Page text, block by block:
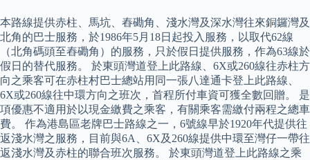
本路線提供赤柱、馬坑、舂磡角、淺水灣及深水灣往來銅鑼灣及
北角的巴士服務，於1986年5月18日起投入服務，以取代62線
（北角碼頭至舂磡角）的服務，只於假日提供服務，作為63線於
假日的替代服務。 於東頭灣道登上此路線、6X或260線往赤柱方
向之乘客可在赤柱村巴士總站用同一張八達通卡登上此路線、
6X或260線往中環方向之班次，首程所付車資可獲全數回贈。 是
項優惠不適用於以現金繳費之乘客，有關乘客需繳付兩程之總車
費。 作為港島區老牌巴士路線之一，6號線早於1920年代提供往
返淺水灣之服務，目前與6A、6X及260線提供中環至灣仔一帶往
返淺水灣及赤柱的聯合班次服務。 於東頭灣道登上此路線之乘